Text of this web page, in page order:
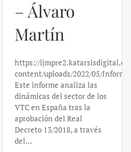
– Álvaro
Martín
https://
content/uploads/2022/05/
Este informe analiza las
dinámicas del sector de los
VTC en España tras la
aprobación del Real
Decreto 13/2018, a través
del…